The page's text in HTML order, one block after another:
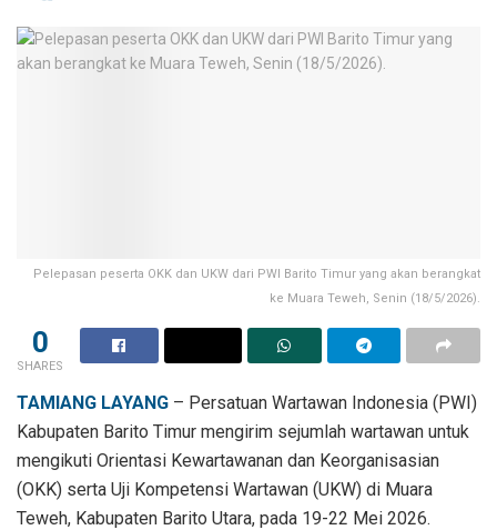
Pelepasan peserta OKK dan UKW dari PWI Barito Timur yang akan berangkat
ke Muara Teweh, Senin (18/5/2026).
0
SHARES
TAMIANG LAYANG – Persatuan Wartawan Indonesia (PWI)
Kabupaten Barito Timur mengirim sejumlah wartawan untuk
mengikuti Orientasi Kewartawanan dan Keorganisasian
(OKK) serta Uji Kompetensi Wartawan (UKW) di Muara
Teweh, Kabupaten Barito Utara, pada 19-22 Mei 2026.